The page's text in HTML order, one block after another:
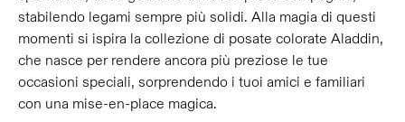
stabilendo legami sempre più solidi. Alla magia di questi
momenti si ispira la collezione di posate colorate Aladdin,
che nasce per rendere ancora più preziose le tue
occasioni speciali, sorprendendo i tuoi amici e familiari
con una mise-en-place magica.